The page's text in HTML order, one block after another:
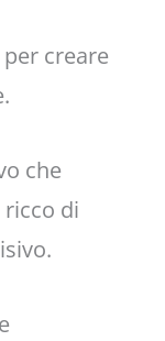
creare
che
di